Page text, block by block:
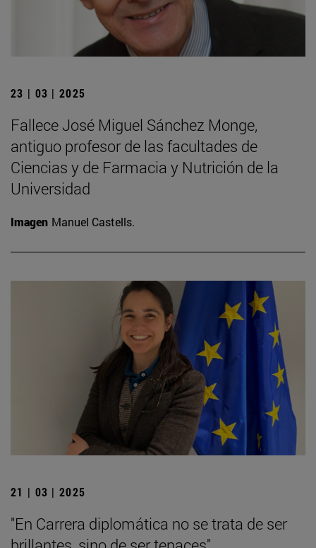
23 | 03 | 2025
Fallece José Miguel Sánchez Monge,
antiguo profesor de las facultades de
Ciencias y de Farmacia y Nutrición de la
Universidad
Imagen Manuel Castells.
21 | 03 | 2025
"En Carrera diplomática no se trata de ser